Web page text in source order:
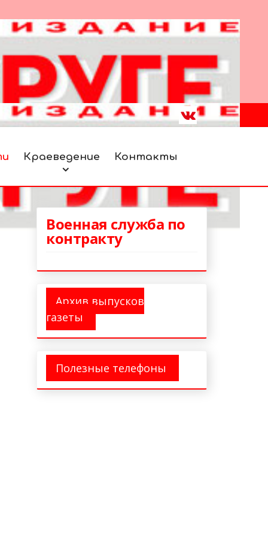
Краеведение Контакты
Военная служба по
контракту
Архив выпусков
газеты
Полезные телефоны